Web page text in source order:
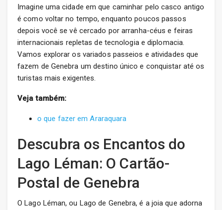
Imagine uma cidade em que caminhar pelo casco antigo
é como voltar no tempo, enquanto poucos passos
depois você se vê cercado por arranha-céus e feiras
internacionais repletas de tecnologia e diplomacia.
Vamos explorar os variados passeios e atividades que
fazem de Genebra um destino único e conquistar até os
turistas mais exigentes.
Veja também:
o que fazer em Araraquara
Descubra os Encantos do
Lago Léman: O Cartão-
Postal de Genebra
O Lago Léman, ou Lago de Genebra, é a joia que adorna